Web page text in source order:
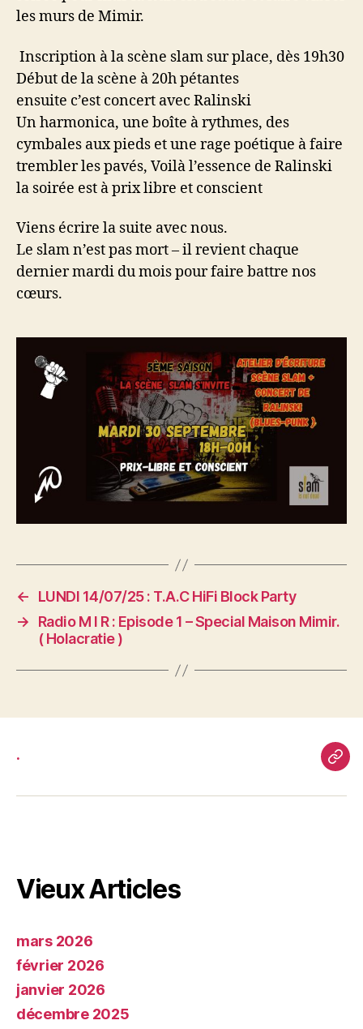
les murs de Mimir.
Inscription à la scène slam sur place, dès 19h30
Début de la scène à 20h pétantes
ensuite c’est concert avec Ralinski
Un harmonica, une boîte à rythmes, des
cymbales aux pieds et une rage poétique à faire
trembler les pavés, Voilà l’essence de Ralinski
la soirée est à prix libre et conscient
Viens écrire la suite avec nous.
Le slam n’est pas mort – il revient chaque
dernier mardi du mois pour faire battre nos
cœurs.
←
LUNDI 14/07/25 : T.A.C HiFi Block Party
→
Radio M I R : Episode 1 – Special Maison Mimir.
( Holacratie )
.
.
Vieux Articles
mars 2026
février 2026
janvier 2026
décembre 2025